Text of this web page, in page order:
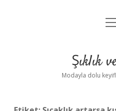
Yasal
Şıklık
Modayla dolu